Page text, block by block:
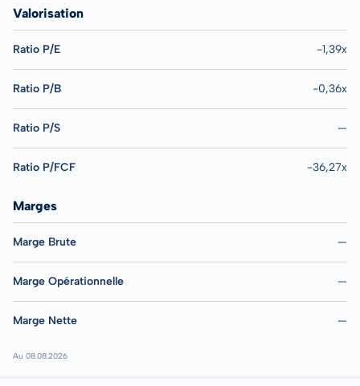
Valorisation
Ratio P/E -1,39x
Ratio P/B -0,36x
Ratio P/S —
Ratio P/FCF -36,27x
Marges
Marge Brute —
Marge Opérationnelle —
Marge Nette —
Au 08.08.2026